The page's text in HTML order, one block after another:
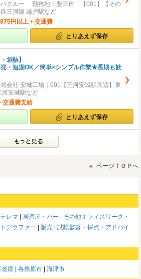
バクルー 勤務地：豊田市 【001】【その
三河線 越戸駅など
円以上＋交通費
とりあえず保存
袋詰】
・短期OK／簡単×シンプル作業★長期も歓
会社 安城工場｜001【三河安城駅周辺】東
河安城駅など
交通費支給
とりあえず保存
ページＴＯＰへ
レマ 居酒屋・バー
その他オフィスワーク・
グラファー 販売
試験監督・採点・アドバイ
老郡 各務原市 海津市